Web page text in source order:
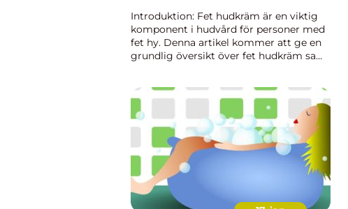
Introduktion: Fet hudkräm är en viktig
komponent i hudvård för personer med
fet hy. Denna artikel kommer att ge en
grundlig översikt över fet hudkräm samt
popularitet. Dessu...